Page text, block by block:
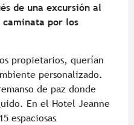
de una excursión al
caminata por los
propietarios, querían
personalizado.
de paz donde
En el Hotel Jeanne
espaciosas